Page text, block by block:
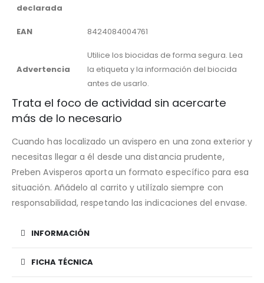
declarada
EAN 8424084004761
Advertencia
Utilice los biocidas de forma segura. Lea
la etiqueta y la información del biocida
antes de usarlo.
Trata el foco de actividad sin acercarte
más de lo necesario
Cuando has localizado un avispero en una zona exterior y
necesitas llegar a él desde una distancia prudente,
Preben Avisperos aporta un formato específico para esa
situación. Añádelo al carrito y utilízalo siempre con
responsabilidad, respetando las indicaciones del envase.
INFORMACIÓN
FICHA TÉCNICA